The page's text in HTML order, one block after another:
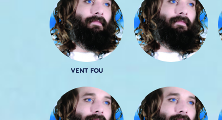
VENT FOU